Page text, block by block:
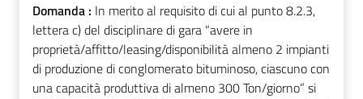
Domanda : In merito al requisito di cui al punto 8.2.3,
lettera c) del disciplinare di gara “avere in
proprietà/affitto/leasing/disponibilità almeno 2 impianti
di produzione di conglomerato bituminoso, ciascuno con
una capacità produttiva di almeno 300 Ton/giorno” si